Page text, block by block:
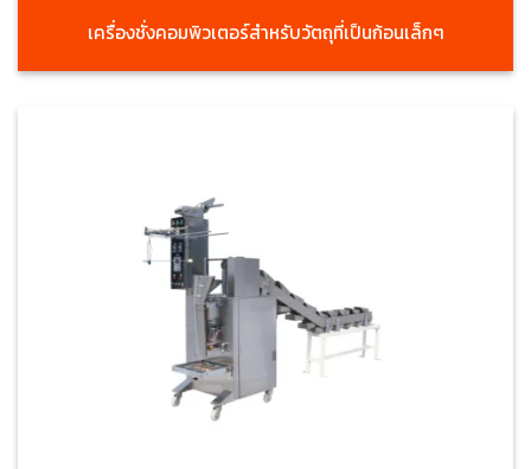
เครื่องชั่งคอมพิวเตอร์สำหรับวัตถุที่เป็นก้อนเล็กๆ